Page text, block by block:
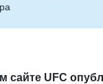
сайте UFC